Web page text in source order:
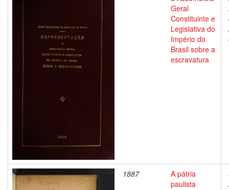
Geral
Constituinte e
Legislativa do
Império do
Brasil sobre a
escravatura
1887
A pátria
paulista